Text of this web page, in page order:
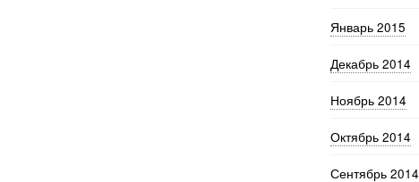
Январь 2015
Декабрь 2014
Ноябрь 2014
Октябрь 2014
Сентябрь 2014